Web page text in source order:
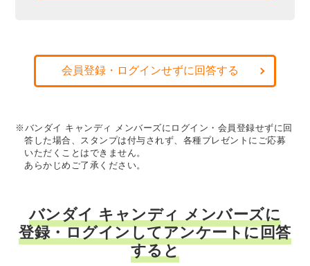
会員登録・ログインせずに回答する
※バンダイ キャンディ メンバーズにログイン・会員登録せずに回
答した場合、スタンプは付与されず、各種プレゼントにご応募
いただくことはできません。
あらかじめご了承ください。
バンダイ キャンディ メンバーズに
登録・ログインしてアンケートに回答
すると